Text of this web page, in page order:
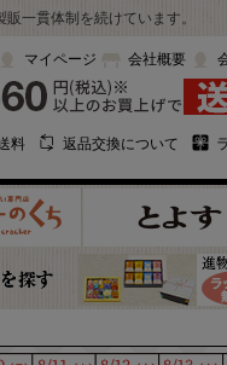
一貫体制を続けています。
マイページ 会社概要
料 返品交換について